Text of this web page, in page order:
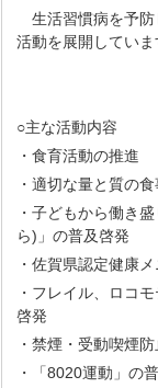
生活習慣病を予防
活動を展開していま
○主な活動内容
・食育活動の推進
・適切な量と質の
・子どもから働き
ら)」の普及啓発
・佐賀県認定健康
・フレイル、ロコ
啓発
・禁煙・受動喫煙
・「8020運動」の